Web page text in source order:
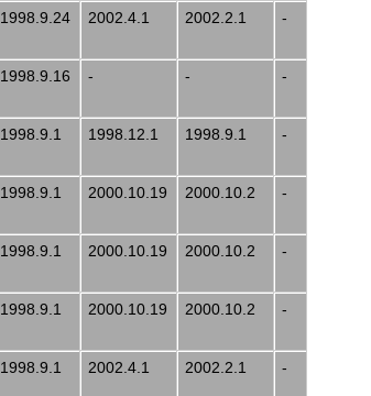
1998.9.24 2002.4.1 2002.2.1 -
1998.9.16 - - -
1998.9.1 1998.12.1 1998.9.1 -
1998.9.1 2000.10.19 2000.10.2 -
1998.9.1 2000.10.19 2000.10.2 -
1998.9.1 2000.10.19 2000.10.2 -
1998.9.1 2002.4.1 2002.2.1 -